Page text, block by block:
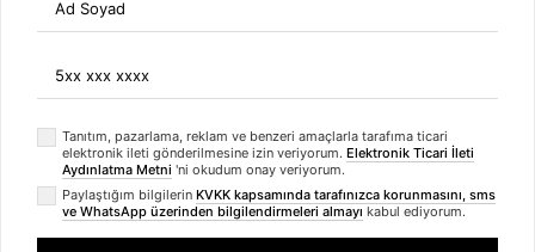
Bülten Üyeliği
arrow_forward
Tanıtım, pazarlama, reklam ve benzeri amaçlarla tarafıma ticari
elektronik ileti gönderilmesine izin veriyorum. Elektronik Ticari İleti
Aydınlatma Metni 'ni okudum onay veriyorum.
Paylaştığım bilgilerin KVKK kapsamında tarafınızca korunmasını, sms
ve WhatsApp üzerinden bilgilendirmeleri almayı kabul ediyorum.